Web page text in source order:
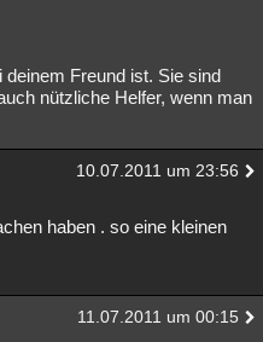
Freund ist. Sie sind
nützliche Helfer, wenn man
10.07.2011 um 23:56
haben . so eine kleinen
11.07.2011 um 00:15